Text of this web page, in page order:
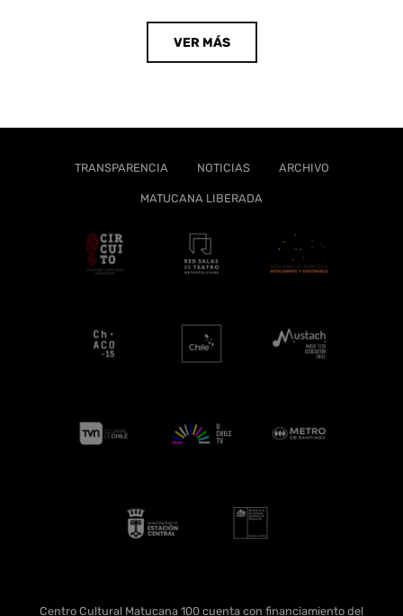
VER MÁS
TRANSPARENCIA NOTICIAS ARCHIVO
MATUCANA LIBERADA
Centro Cultural Matucana 100 cuenta con financiamiento del